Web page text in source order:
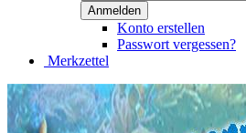
Konto erstellen
Passwort vergessen?
Merkzettel